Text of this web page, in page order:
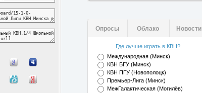
Опросы Облако Новости
Где лучше играть в КВН?
Международная (Минск)
КВН БГУ (Минск)
КВН ПГУ (Новополоцк)
Премьер-Лига (Минск)
МежГалактическая (Могилёв)